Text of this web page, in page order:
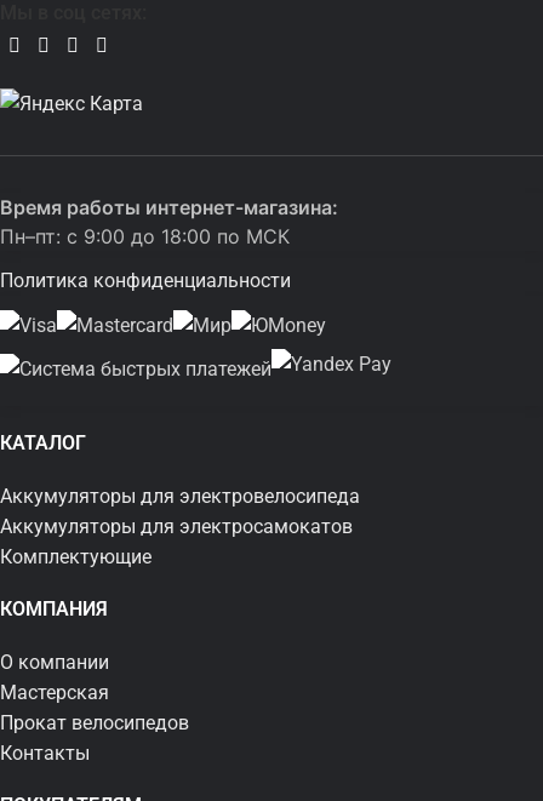
Время работы интернет-магазина:
Пн–пт: с 9:00 до 18:00 по МСК
Политика конфиденциальности
КАТАЛОГ
Аккумуляторы для электровелосипеда
Аккумуляторы для электросамокатов
Комплектующие
КОМПАНИЯ
О компании
Мастерская
Прокат велосипедов
Контакты